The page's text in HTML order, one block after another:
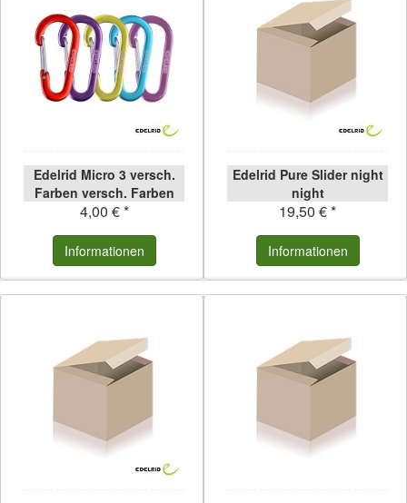
Edelrid Micro 3 versch.
Farben versch. Farben
4,00 € *
Informationen
Edelrid Pure Slider night
night
19,50 € *
Informationen